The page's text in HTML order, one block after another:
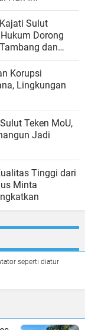
Sulut
Dorong
dan
Korupsi
Lingkungan
Teken MoU,
Jadi
Tinggi dari
Minta
seperti diatur